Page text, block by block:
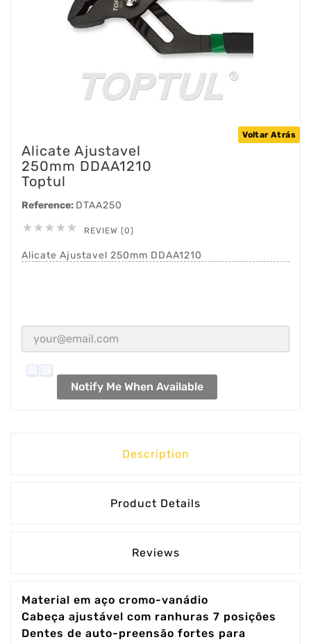
Voltar Atrás
Alicate Ajustavel
250mm DDAA1210
Toptul
Reference: DTAA250
     REVIEW (0)
Alicate Ajustavel 250mm DDAA1210
Notify Me When Available
Description
Product Details
Reviews
Material em aço cromo-vanádio
Cabeça ajustável com ranhuras 7 posições
Dentes de auto-preensão fortes para